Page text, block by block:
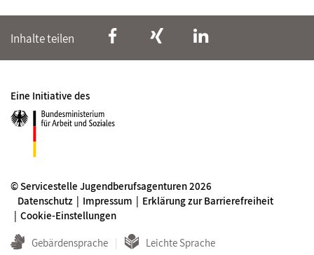
Inhalte teilen
Eine Initiative des
© Servicestelle Jugendberufsagenturen 2026
Datenschutz
Impressum
Erklärung zur Barrierefreiheit
Cookie-Einstellungen
Gebärdensprache Leichte Sprache